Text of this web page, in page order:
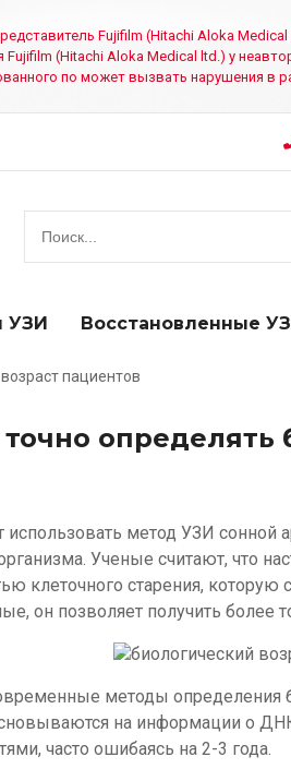
Fujifilm (Hitachi Aloka Medical
(Hitachi Aloka Medical ltd.) у
по может вызвать нарушения в
УЗИ Восстановленные
пациентов
определять
метод УЗИ сонной
Ученые считают, что
клеточного старения,
он позволяет получить более
методы определения
на информации о
часто ошибаясь на 2-3 года.